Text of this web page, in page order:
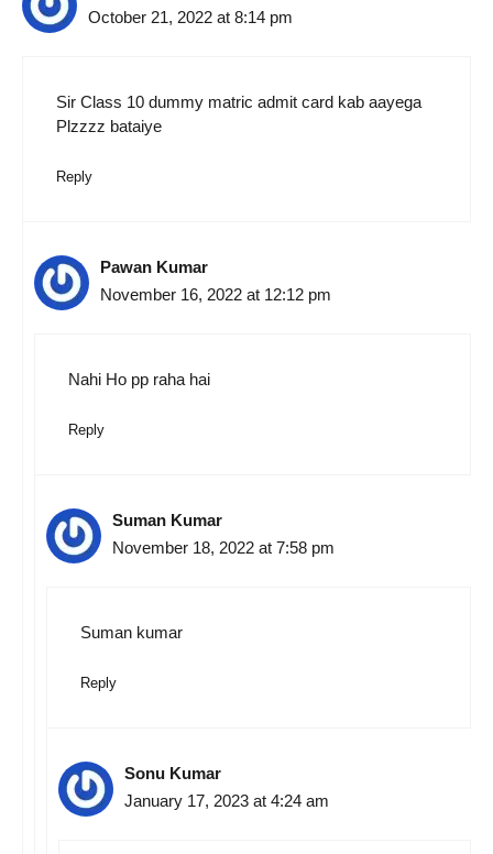
October 21, 2022 at 8:14 pm
Sir Class 10 dummy matric admit card kab aayega
Plzzzz bataiye
Reply
Pawan Kumar
November 16, 2022 at 12:12 pm
Nahi Ho pp raha hai
Reply
Suman Kumar
November 18, 2022 at 7:58 pm
Suman kumar
Reply
Sonu Kumar
January 17, 2023 at 4:24 am